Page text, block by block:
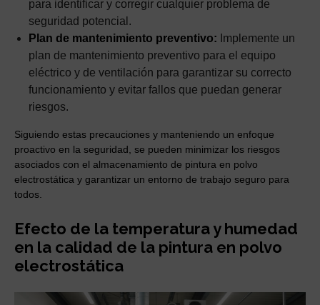
para identificar y corregir cualquier problema de
seguridad potencial.
Plan de mantenimiento preventivo: Implemente un
plan de mantenimiento preventivo para el equipo
eléctrico y de ventilación para garantizar su correcto
funcionamiento y evitar fallos que puedan generar
riesgos.
Siguiendo estas precauciones y manteniendo un enfoque
proactivo en la seguridad, se pueden minimizar los riesgos
asociados con el almacenamiento de pintura en polvo
electrostática y garantizar un entorno de trabajo seguro para
todos.
Efecto de la temperatura y humedad
en la calidad de la pintura en polvo
electrostática